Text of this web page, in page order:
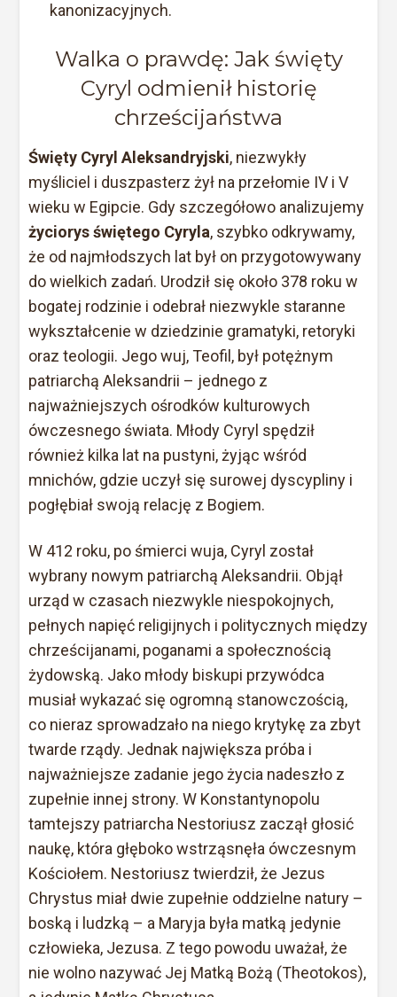
kanonizacyjnych.
Walka o prawdę: Jak święty
Cyryl odmienił historię
chrześcijaństwa
Święty Cyryl Aleksandryjski, niezwykły
myśliciel i duszpasterz żył na przełomie IV i V
wieku w Egipcie. Gdy szczegółowo analizujemy
życiorys świętego Cyryla, szybko odkrywamy,
że od najmłodszych lat był on przygotowywany
do wielkich zadań. Urodził się około 378 roku w
bogatej rodzinie i odebrał niezwykle staranne
wykształcenie w dziedzinie gramatyki, retoryki
oraz teologii. Jego wuj, Teofil, był potężnym
patriarchą Aleksandrii – jednego z
najważniejszych ośrodków kulturowych
ówczesnego świata. Młody Cyryl spędził
również kilka lat na pustyni, żyjąc wśród
mnichów, gdzie uczył się surowej dyscypliny i
pogłębiał swoją relację z Bogiem.
W 412 roku, po śmierci wuja, Cyryl został
wybrany nowym patriarchą Aleksandrii. Objął
urząd w czasach niezwykle niespokojnych,
pełnych napięć religijnych i politycznych między
chrześcijanami, poganami a społecznością
żydowską. Jako młody biskupi przywódca
musiał wykazać się ogromną stanowczością,
co nieraz sprowadzało na niego krytykę za zbyt
twarde rządy. Jednak największa próba i
najważniejsze zadanie jego życia nadeszło z
zupełnie innej strony. W Konstantynopolu
tamtejszy patriarcha Nestoriusz zaczął głosić
naukę, która głęboko wstrząsnęła ówczesnym
Kościołem. Nestoriusz twierdził, że Jezus
Chrystus miał dwie zupełnie oddzielne natury –
boską i ludzką – a Maryja była matką jedynie
człowieka, Jezusa. Z tego powodu uważał, że
nie wolno nazywać Jej Matką Bożą (Theotokos),